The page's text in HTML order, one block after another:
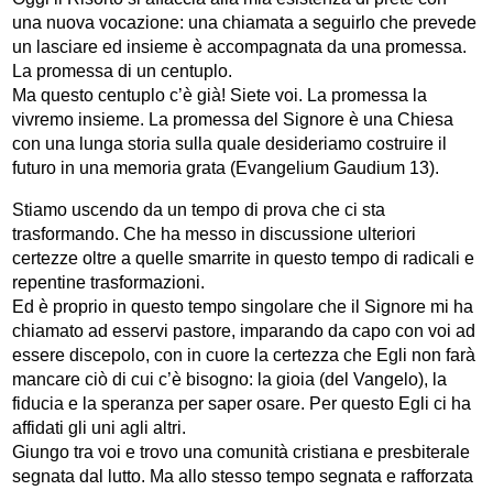
una nuova vocazione: una chiamata a seguirlo che prevede
un lasciare ed insieme è accompagnata da una promessa.
La promessa di un centuplo.
Ma questo centuplo c’è già! Siete voi. La promessa la
vivremo insieme. La promessa del Signore è una Chiesa
con una lunga storia sulla quale desideriamo costruire il
futuro in una memoria grata (Evangelium Gaudium 13).
Stiamo uscendo da un tempo di prova che ci sta
trasformando. Che ha messo in discussione ulteriori
certezze oltre a quelle smarrite in questo tempo di radicali e
repentine trasformazioni.
Ed è proprio in questo tempo singolare che il Signore mi ha
chiamato ad esservi pastore, imparando da capo con voi ad
essere discepolo, con in cuore la certezza che Egli non farà
mancare ciò di cui c’è bisogno: la gioia (del Vangelo), la
fiducia e la speranza per saper osare. Per questo Egli ci ha
affidati gli uni agli altri.
Giungo tra voi e trovo una comunità cristiana e presbiterale
segnata dal lutto. Ma allo stesso tempo segnata e rafforzata